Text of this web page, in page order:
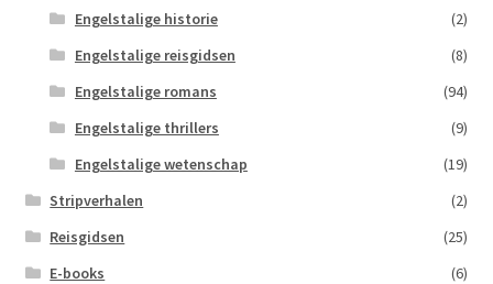
Engelstalige historie
(2)
Engelstalige reisgidsen
(8)
Engelstalige romans
(94)
Engelstalige thrillers
(9)
Engelstalige wetenschap
(19)
Stripverhalen
(2)
Reisgidsen
(25)
E-books
(6)